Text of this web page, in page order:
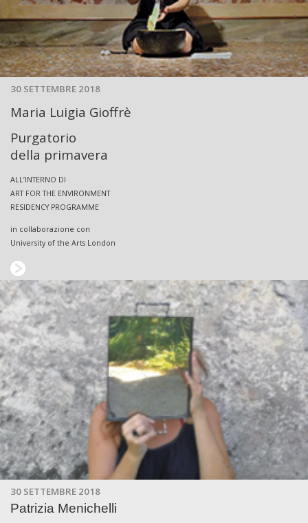
30 SETTEMBRE 2018
Maria Luigia Gioffrè
Purgatorio
della primavera
ALL’INTERNO DI
ART FOR THE ENVIRONMENT
RESIDENCY PROGRAMME
in collaborazione con
University of the Arts London
30 SETTEMBRE 2018
Patrizia Menichelli